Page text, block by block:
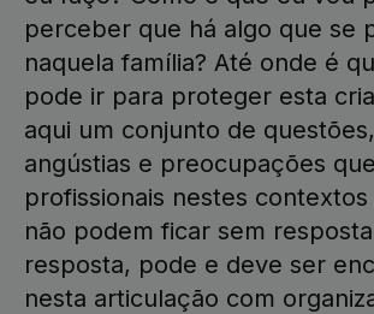
perceber que há algo que se
naquela família? Até onde é
pode ir para proteger esta
aqui um conjunto de
angústias e preocupações
profissionais nestes
não podem ficar sem
resposta, pode e deve ser
nesta articulação com